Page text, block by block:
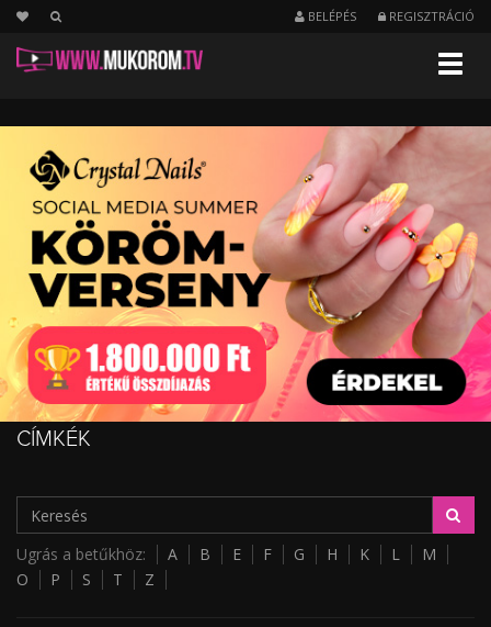
BELÉPÉS REGISZTRÁCIÓ
Menu
Ne
megnézni!
CÍMKÉK
Ugrás a betűkhöz: A B E F G H K L
M
O
P S T Z